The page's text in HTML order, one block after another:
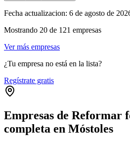
Fecha actualizacion: 6 de agosto de
Mostrando 20 de 121 empresas
Ver más empresas
¿Tu empresa no está en la lista?
Regístrate gratis
Empresas de Reformar
completa en Móstoles